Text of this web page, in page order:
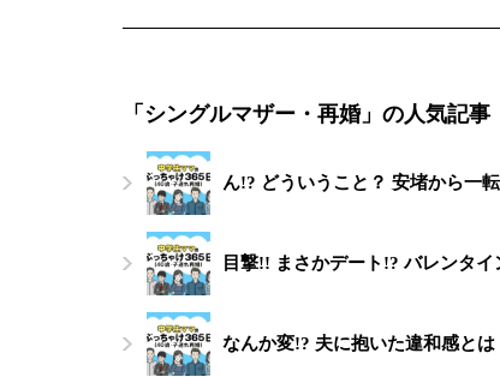
「シングルマザー・再婚」の人気記事
ん!? どういうこと？ 安堵から一
目撃!! まさかデート!? バレンタ
なんか変!? 夫に抱いた違和感と